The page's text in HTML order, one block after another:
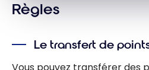
Règles
Le transfert de